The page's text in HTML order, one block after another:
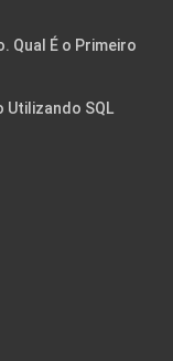
Qual É o Primeiro
Utilizando SQL